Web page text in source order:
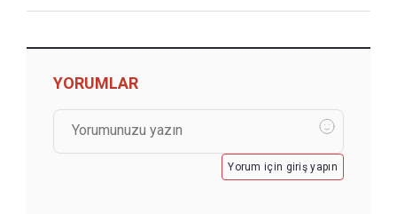
YORUMLAR
Yorum için giriş yapın